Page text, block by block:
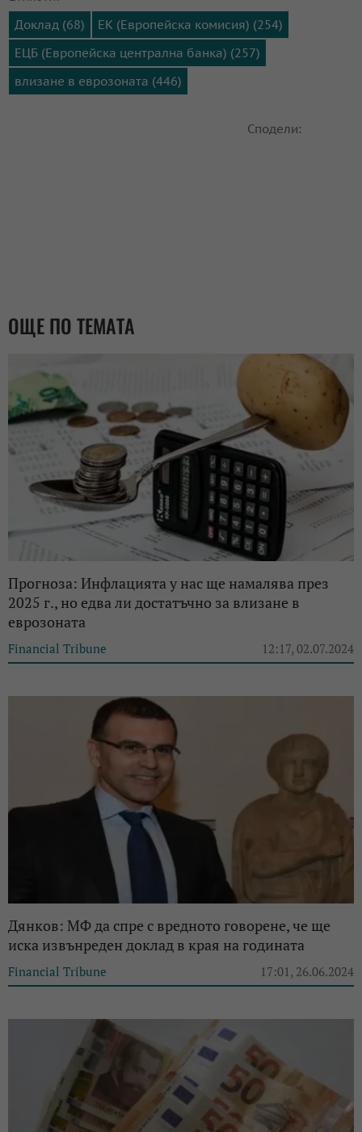
Доклад (68)
ЕК (Европейска комисия) (254)
ЕЦБ (Европейска централна банка) (257)
влизане в еврозоната (446)
Сподели:
ОЩЕ ПО ТЕМАТА
Прогноза: Инфлацията у нас ще намалява през
2025 г., но едва ли достатъчно за влизане в
еврозоната
Financial Tribune 12:17, 02.07.2024
Дянков: МФ да спре с вредното говорене, че ще
иска извънреден доклад в края на годината
Financial Tribune 17:01, 26.06.2024